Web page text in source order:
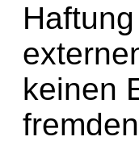
keinen